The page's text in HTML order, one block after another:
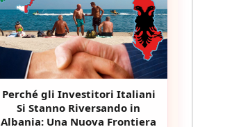
Perché gli Investitori Italiani
Si Stanno Riversando in
Albania: Una Nuova Frontiera